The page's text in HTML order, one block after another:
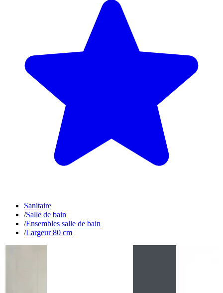
Sanitaire
/Salle de bain
/Ensembles salle de bain
/Largeur 80 cm